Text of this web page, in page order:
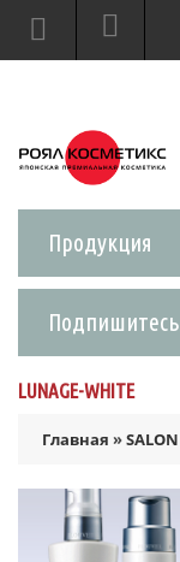
Продукция
LUNAGE-WHITE
Главная »